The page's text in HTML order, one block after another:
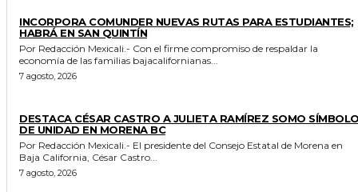
INCORPORA COMUNDER NUEVAS RUTAS PARA ESTUDIANTES;
HABRÁ EN SAN QUINTÍN
Por Redacción Mexicali.- Con el firme compromiso de respaldar la
economía de las familias bajacalifornianas...
7 agosto, 2026
DESTACA CÉSAR CASTRO A JULIETA RAMÍREZ SOMO
DE UNIDAD EN MORENA BC
Por Redacción Mexicali.- El presidente del Consejo Estatal de Morena en
Baja California, César Castro...
7 agosto, 2026